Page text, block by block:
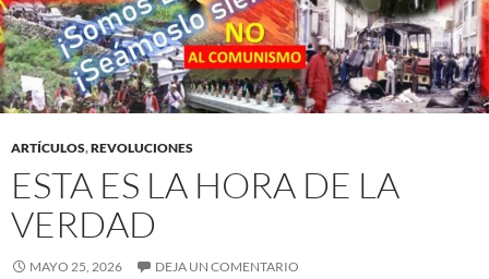
ARTÍCULOS,REVOLUCIONES
ESTA ES LA HORA DE LA
VERDAD
MAYO 25, 2026 DEJA UN COMENTARIO